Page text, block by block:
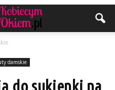
damskie
do sukienki na